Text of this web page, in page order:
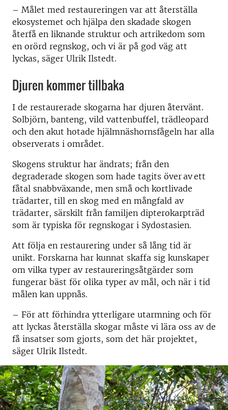
– Målet med restaureringen var att återställa
ekosystemet och hjälpa den skadade skogen
återfå en liknande struktur och artrikedom som
en orörd regnskog, och vi är på god väg att
lyckas, säger Ulrik Ilstedt.
Djuren kommer tillbaka
I de restaurerade skogarna har djuren återvänt.
Solbjörn, banteng, vild vattenbuffel, trädleopard
och den akut hotade hjälmnäshornsfågeln har alla
observerats i området.
Skogens struktur har ändrats; från den
degraderade skogen som hade tagits över av ett
fåtal snabbväxande, men små och kortlivade
trädarter, till en skog med en mångfald av
trädarter, särskilt från familjen dipterokarpträd
som är typiska för regnskogar i Sydostasien.
Att följa en restaurering under så lång tid är
unikt. Forskarna har kunnat skaffa sig kunskaper
om vilka typer av restaureringsåtgärder som
fungerar bäst för olika typer av mål, och när i tid
målen kan uppnås.
– För att förhindra ytterligare utarmning och för
att lyckas återställa skogar måste vi lära oss av de
få insatser som gjorts, som det här projektet,
säger Ulrik Ilstedt.